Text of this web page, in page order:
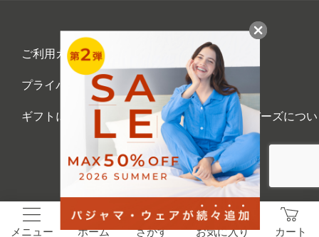
メニュー ホーム さがす お気に入り カート
ご利用ガイド 会社概要
プライバシーポリシー 刺繍について
ギフトについて
UCHINOメンバーズについ
て
お問い合わせ
©UCHINO CO., Ltd. All Rights Reserved.